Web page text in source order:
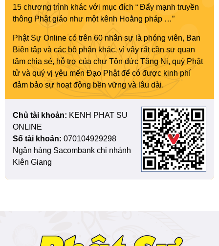
15 chương trình khác với mục đích “ Đẩy mạnh truyền
thông Phật giáo như một kênh Hoằng pháp …”
Phật Sự Online có trên 60 nhân sự là phóng viên, Ban
Biên tập và các bộ phận khác, vì vậy rất cần sự quan
tâm chia sẻ, hỗ trợ của chư Tôn đức Tăng Ni, quý Phật
tử và quý vị yêu mến Đạo Phật để có được kinh phí
đảm bảo sự hoạt động bền vững và lâu dài.
Chủ tài khoản: KENH PHAT SU
ONLINE
Số tài khoản: 070104929298
Ngân hàng Sacombank chi nhánh
Kiên Giang